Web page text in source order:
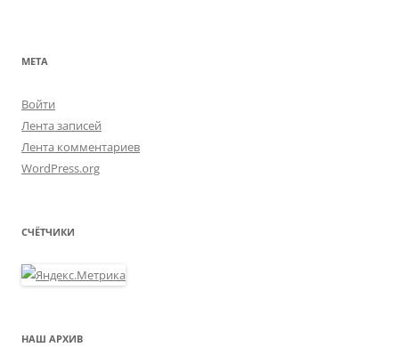
МЕТА
Войти
Лента записей
Лента комментариев
WordPress.org
СЧЁТЧИКИ
НАШ АРХИВ